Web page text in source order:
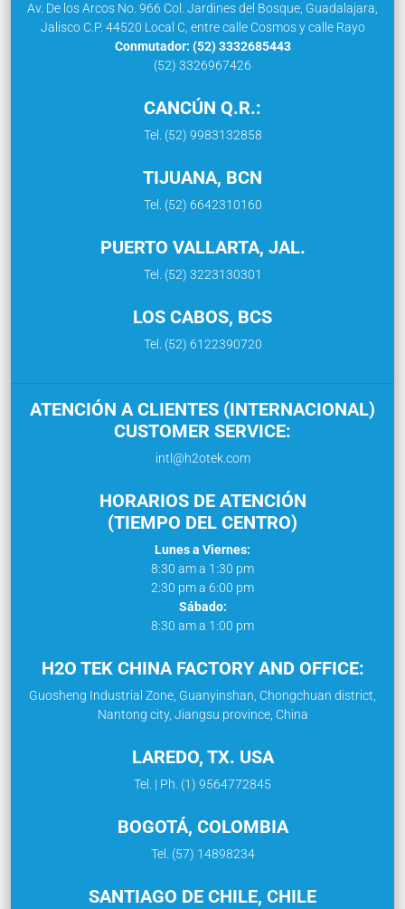
Av. De los Arcos No. 966 Col. Jardines del Bosque, Guadalajara,
Jalisco C.P. 44520 Local C, entre calle Cosmos y calle Rayo
Conmutador: (52) 3332685443
(52) 3326967426
CANCÚN Q.R.:
Tel. (52) 9983132858
TIJUANA, BCN
Tel. (52) 6642310160
PUERTO VALLARTA, JAL.
Tel. (52) 3223130301
LOS CABOS, BCS
Tel. (52) 6122390720
ATENCIÓN A CLIENTES (INTERNACIONAL)
CUSTOMER SERVICE:
intl@h2otek.com
HORARIOS DE ATENCIÓN
(TIEMPO DEL CENTRO)
Lunes a Viernes:
8:30 am a 1:30 pm
2:30 pm a 6:00 pm
Sábado:
8:30 am a 1:00 pm
H2O TEK CHINA FACTORY AND OFFICE:
Guosheng Industrial Zone, Guanyinshan, Chongchuan district,
Nantong city, Jiangsu province, China
LAREDO, TX. USA
Tel. | Ph. (1) 9564772845
BOGOTÁ, COLOMBIA
Tel. (57) 14898234
SANTIAGO DE CHILE, CHILE